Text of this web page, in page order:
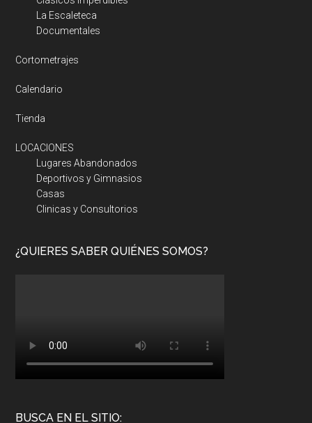
La Escaleteca
Documentales
Cortometrajes
Calendario
Tienda
LOCACIONES
Lugares Abandonados
Deportivos y Gimnasios
Casas
Clinicas y Consultorios
¿QUIERES SABER QUIÉNES SOMOS?
BUSCA EN EL SITIO: